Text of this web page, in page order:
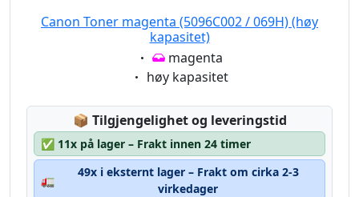
Canon Toner magenta (5096C002 / 069H) (høy
kapasitet)
Eigenschaft:
magenta
Eigenschaft:
høy kapasitet
📦 Lagerstatus:
Tilgjengelighet og leveringstid
✅ 11x på lager – Frakt innen 24 timer
🚛
49x i eksternt lager – Frakt om cirka 2-3
virkedager